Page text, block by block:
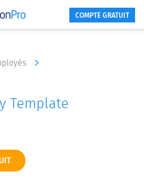
COMPTE GRATUIT
Template